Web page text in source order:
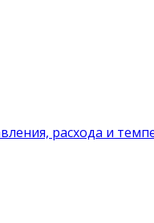
расхода и